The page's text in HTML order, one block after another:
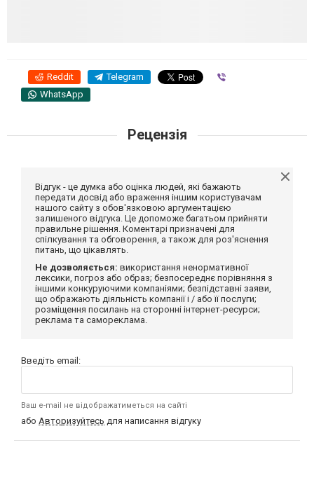
Reddit Telegram
WhatsApp
Рецензія
Відгук - це думка або оцінка людей, які бажають
передати досвід або враження іншим користувачам
нашого сайту з обов'язковою аргументацією
залишеного відгука. Це допоможе багатьом прийняти
правильне рішення. Коментарі призначені для
спілкування та обговорення, а також для роз'яснення
питань, що цікавлять.
Не дозволяється: використання ненормативної
лексики, погроз або образ; безпосереднє порівняння з
іншими конкуруючими компаніями; безпідставні заяви,
що ображають діяльність компанії і / або її послуги;
розміщення посилань на сторонні інтернет-ресурси;
реклама та самореклама.
Введіть email:
Ваш e-mail не відображатиметься на сайті
або Авторизуйтесь для написання відгуку